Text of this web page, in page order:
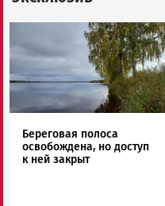
Береговая полоса
освобождена, но доступ
к ней закрыт